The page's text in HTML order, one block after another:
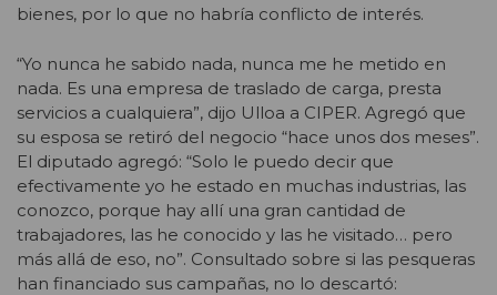
bienes, por lo que no habría conflicto de interés.
“Yo nunca he sabido nada, nunca me he metido en
nada. Es una empresa de traslado de carga, presta
servicios a cualquiera”, dijo Ulloa a CIPER. Agregó que
su esposa se retiró del negocio “hace unos dos meses”.
El diputado agregó: “Solo le puedo decir que
efectivamente yo he estado en muchas industrias, las
conozco, porque hay allí una gran cantidad de
trabajadores, las he conocido y las he visitado… pero
más allá de eso, no”. Consultado sobre si las pesqueras
han financiado sus campañas, no lo descartó: